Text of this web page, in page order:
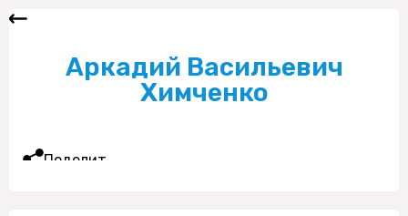
Аркадий Васильевич
Химченко
Поделиться